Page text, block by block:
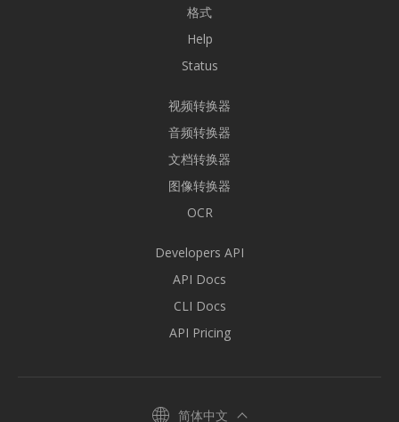
格式
Help
Status
视频转换器
音频转换器
文档转换器
图像转换器
OCR
Developers API
API Docs
CLI Docs
API Pricing
简体中文